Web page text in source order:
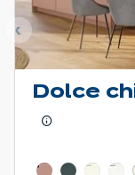
Dolce
En savoir